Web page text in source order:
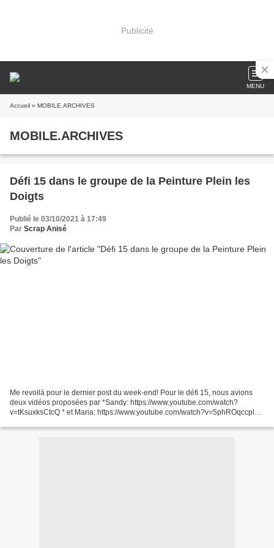
Publicité
MENU
Accueil » MOBILE.ARCHIVES
MOBILE.ARCHIVES
Défi 15 dans le groupe de la Peinture Plein les
Doigts
Publié le 03/10/2021 à 17:49
Par Scrap Anisé
Me revoilà pour le dernier post du week-end! Pour le défi 15, nous avions
deux vidéos proposées par *Sandy: https://www.youtube.com/watch?
v=tKsuxksCtcQ * et Maria: https://www.youtube.com/watch?v=5phROqccplM